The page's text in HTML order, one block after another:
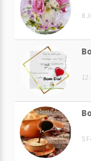
8
12
5